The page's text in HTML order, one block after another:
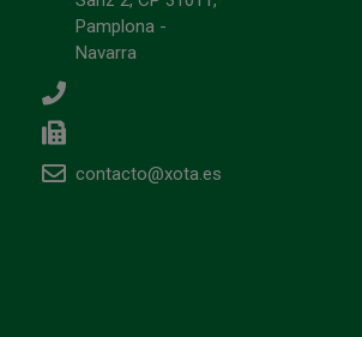
Pamplona -
Navarra
contacto@xota.es